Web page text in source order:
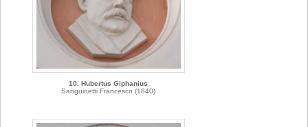
10. Hubertus Giphanius
Sanguinetti Francesco (1840)